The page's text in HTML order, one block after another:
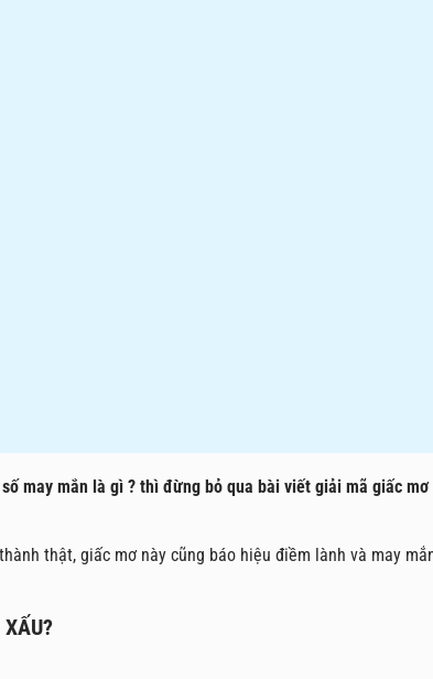
may mắn là gì ? thì đừng bỏ qua bài viết giải mã giấc mơ
thật, giấc mơ này cũng báo hiệu điềm lành và may